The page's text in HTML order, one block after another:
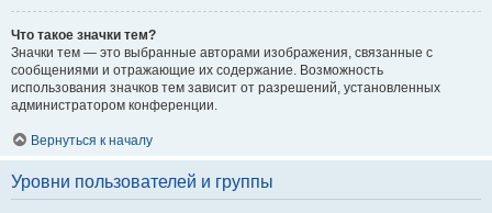
Что такое значки тем?
Значки тем — это выбранные авторами изображения, связанные с
сообщениями и отражающие их содержание. Возможность
использования значков тем зависит от разрешений, установленных
администратором конференции.
Вернуться к началу
Уровни пользователей и группы